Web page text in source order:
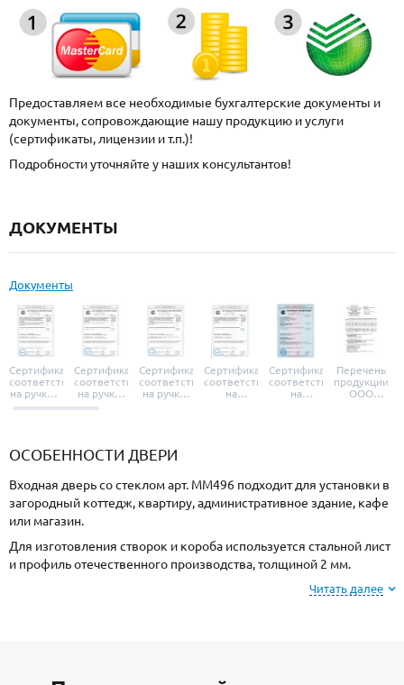
Предоставляем все необходимые бухгалтерские документы и
документы, сопровождающие нашу продукцию и услуги
(сертификаты, лицензии и т.п.)!
Подробности уточняйте у наших консультантов!
ДОКУМЕНТЫ
Документы
Сертификат
соответствия
на ручки и
броненакладки
Сертификат
соответствия
на ручки-
защелки
Сертификат
соответствия
на ручки-
Сертификат
соответствия
на
Сертификат
соответствия
на
Перечень
продукции
ООО
ОСОБЕННОСТИ ДВЕРИ
Входная дверь со стеклом арт. ММ496 подходит для установки в
загородный коттедж, квартиру, административное здание, кафе
или магазин.
Для изготовления створок и короба используется стальной лист
и профиль отечественного производства, толщиной 2 мм.
Готовая конструкция имеет необходимую жесткость иЧитать далее